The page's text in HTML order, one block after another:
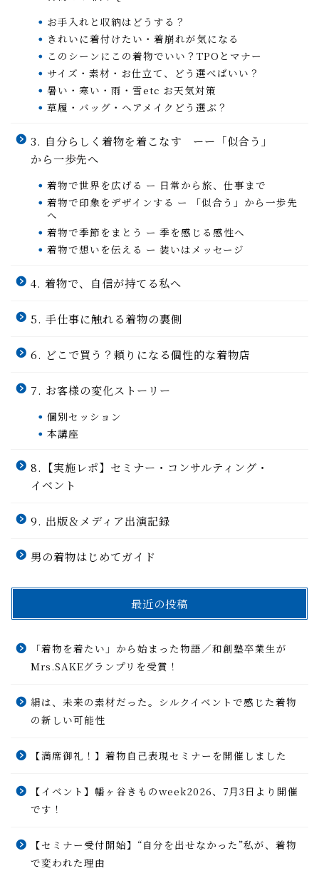
お手入れと収納はどうする？
きれいに着付けたい・着崩れが気になる
このシーンにこの着物でいい？TPOとマナー
サイズ・素材・お仕立て、どう選べばいい？
暑い・寒い・雨・雪etc お天気対策
草履・バッグ・ヘアメイクどう選ぶ？
3. 自分らしく着物を着こなす ーー「似合う」
から一歩先へ
着物で世界を広げる ー 日常から旅、仕事まで
着物で印象をデザインする ー 「似合う」から一歩先
へ
着物で季節をまとう ー 季を感じる感性へ
着物で想いを伝える ー 装いはメッセージ
4. 着物で、自信が持てる私へ
5. 手仕事に触れる着物の裏側
6. どこで買う？頼りになる個性的な着物店
7. お客様の変化ストーリー
個別セッション
本講座
8.【実施レポ】セミナー・コンサルティング・
イベント
9. 出版＆メディア出演記録
男の着物はじめてガイド
最近の投稿
「着物を着たい」から始まった物語／和創塾卒業生が
Mrs.SAKEグランプリを受賞！
絹は、未来の素材だった。シルクイベントで感じた着物
の新しい可能性
【満席御礼！】着物自己表現セミナーを開催しました
【イベント】幡ヶ谷きものweek2026、7月3日より開催
です！
【セミナー受付開始】“自分を出せなかった”私が、着物
で変われた理由